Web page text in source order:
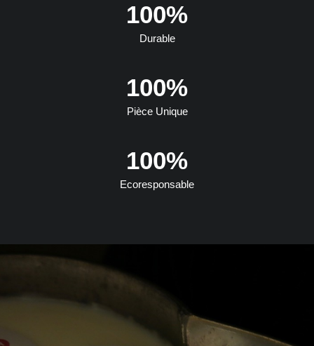
100%
Durable
100%
Pièce Unique
100%
Ecoresponsable